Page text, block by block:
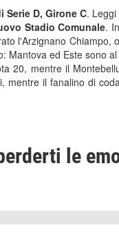
Serie D, Girone C.
Stadio Comunale.
l'Arzignano Chiampo,
Mantova ed Este sono
20, mentre il
mentre il fanalino di
le